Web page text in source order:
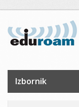
Izbornik